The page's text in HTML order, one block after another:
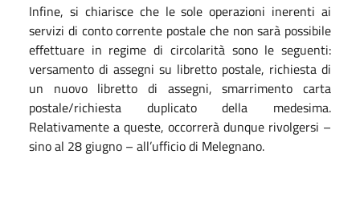
Infine, si chiarisce che le sole operazioni inerenti ai
servizi di conto corrente postale che non sarà possibile
effettuare in regime di circolarità sono le seguenti:
versamento di assegni su libretto postale, richiesta di
un nuovo libretto di assegni, smarrimento carta
postale/richiesta duplicato della medesima.
Relativamente a queste, occorrerà dunque rivolgersi –
sino al 28 giugno – all’ufficio di Melegnano.